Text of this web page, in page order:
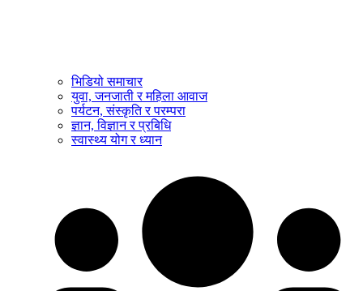
भिडियो समाचार
युवा, जनजाती र महिला आवाज
पर्यटन, संस्कृति र परम्परा
ज्ञान, विज्ञान र प्रबिधि
स्वास्थ्य योग र ध्यान